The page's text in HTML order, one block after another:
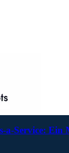
a-Service: